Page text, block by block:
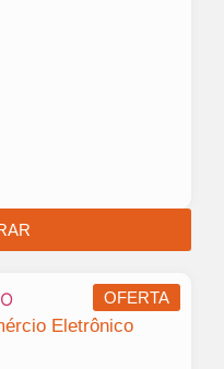
OFERTA
Eletrônico